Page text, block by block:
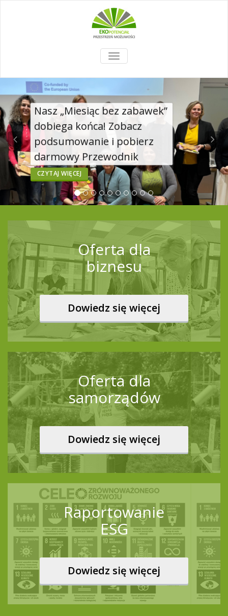
TOGGLE
NAVIGATION
Nasz „Miesiąc bez zabawek”
dobiega końca! Zobacz
podsumowanie i pobierz
darmowy Przewodnik
CZYTAJ WIĘCEJ
Oferta dla
biznesu
Dowiedz się więcej
Oferta dla
samorządów
Dowiedz się więcej
Raportowanie
ESG
Dowiedz się więcej